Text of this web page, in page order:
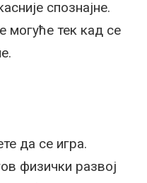
спознајне.
могуће тек кад се
да се игра.
физички развој